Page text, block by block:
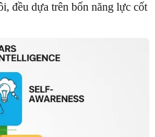
đều dựa trên bốn năng lực cốt